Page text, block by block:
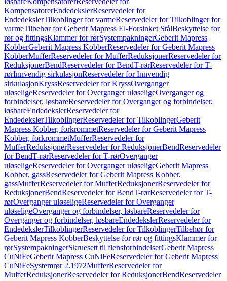
KompensatorerEndedekslerReservedeler for
EndedekslerTilkoblinger for varmeReservedeler for Tilkoblinger for
varmeTilbehør for Geberit Mapress El-Forsinket StålBeskyttelse for
rør og fittingsKlammer for rørSystempakningerGeberit Mapress
KobberGeberit Mapress KobberReservedeler for Geberit Mapress
KobberMufferReservedeler for MufferReduksjonerReservedeler for
ReduksjonerBendReservedeler for BendT-rørReservedeler for T-
rørInnvendig sirkulasjonReservedeler for Innvendig
sirkulasjonKryssReservedeler for KryssOverganger
uløseligeReservedeler for Overganger uløseligeOverganger og
forbindelser, løsbareReservedeler for Overganger og forbindelser,
løsbareEndedekslerReservedeler for
EndedekslerTilkoblingerReservedeler for TilkoblingerGeberit
Mapress Kobber, forkrommetReservedeler for Geberit Mapress
Kobber, forkrommetMufferReservedeler for
MufferReduksjonerReservedeler for ReduksjonerBendReservedeler
for BendT-rørReservedeler for T-rørOverganger
uløseligeReservedeler for Overganger uløseligeGeberit Mapress
Kobber, gassReservedeler for Geberit Mapress Kobber,
gassMufferReservedeler for MufferReduksjonerReservedeler for
ReduksjonerBendReservedeler for BendT-rørReservedeler for T-
rørOverganger uløseligeReservedeler for Overganger
uløseligeOverganger og forbindelser, løsbareReservedeler for
Overganger og forbindelser, løsbareEndedekslerReservedeler for
EndedekslerTilkoblingerReservedeler for TilkoblingerTilbehør for
Geberit Mapress KobberBeskyttelse for rør og fittingsKlammer for
rørSystempakningerSkruesett til flensforbindelserGeberit Mapress
CuNiFeGeberit Mapress CuNiFeReservedeler for Geberit Mapress
CuNiFeSystemrør 2.1972MufferReservedeler for
MufferReduksjonerReservedeler for ReduksjonerBendReservedeler